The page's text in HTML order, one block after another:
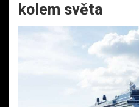
kolem světa